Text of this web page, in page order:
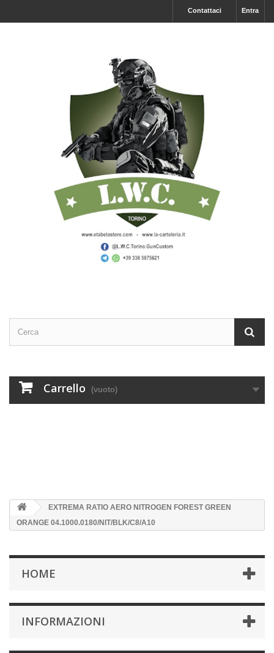
Entra
Contattaci
Carrello (vuoto)
EXTREMA RATIO AERO NITROGEN FOREST GREEN
ORANGE 04.1000.0180/NIT/BLK/C8/A10
HOME
INFORMAZIONI